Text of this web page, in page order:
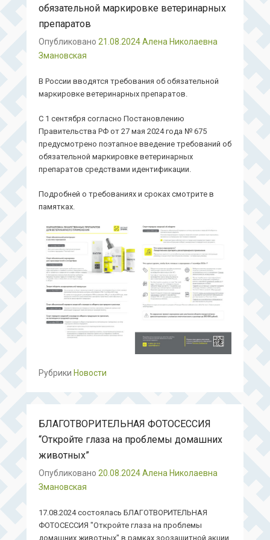
обязательной маркировке ветеринарных
препаратов
Опубликовано 21.08.2024Алена Николаевна
Змановская
В России вводятся требования об обязательной
маркировке ветеринарных препаратов.
С 1 сентября согласно Постановлению
Правительства РФ от 27 мая 2024 года № 675
предусмотрено поэтапное введение требований об
обязательной маркировке ветеринарных
препаратов средствами идентификации.
Подробней о требованиях и сроках смотрите в
памятках.
Рубрики Новости
БЛАГОТВОРИТЕЛЬНАЯ ФОТОСЕССИЯ
“Откройте глаза на проблемы домашних
животных”
Опубликовано 20.08.2024Алена Николаевна
Змановская
17.08.2024 состоялась БЛАГОТВОРИТЕЛЬНАЯ
ФОТОСЕССИЯ "Откройте глаза на проблемы
домашних животных" в рамках зоозащитной акции